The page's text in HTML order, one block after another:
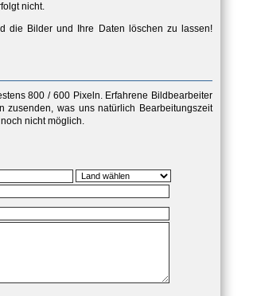
nicht.
die Bilder und Ihre Daten löschen zu lassen!
800 / 600 Pixeln. Erfahrene Bildbearbeiter
zusenden, was uns natürlich Bearbeitungszeit
nicht möglich.